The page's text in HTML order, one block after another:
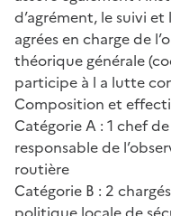
d’agrément, le suivi
agrées en charge de
théorique générale
participe à l a lutte
Composition et
Catégorie A : 1 chef
responsable de
routière
Catégorie B : 2